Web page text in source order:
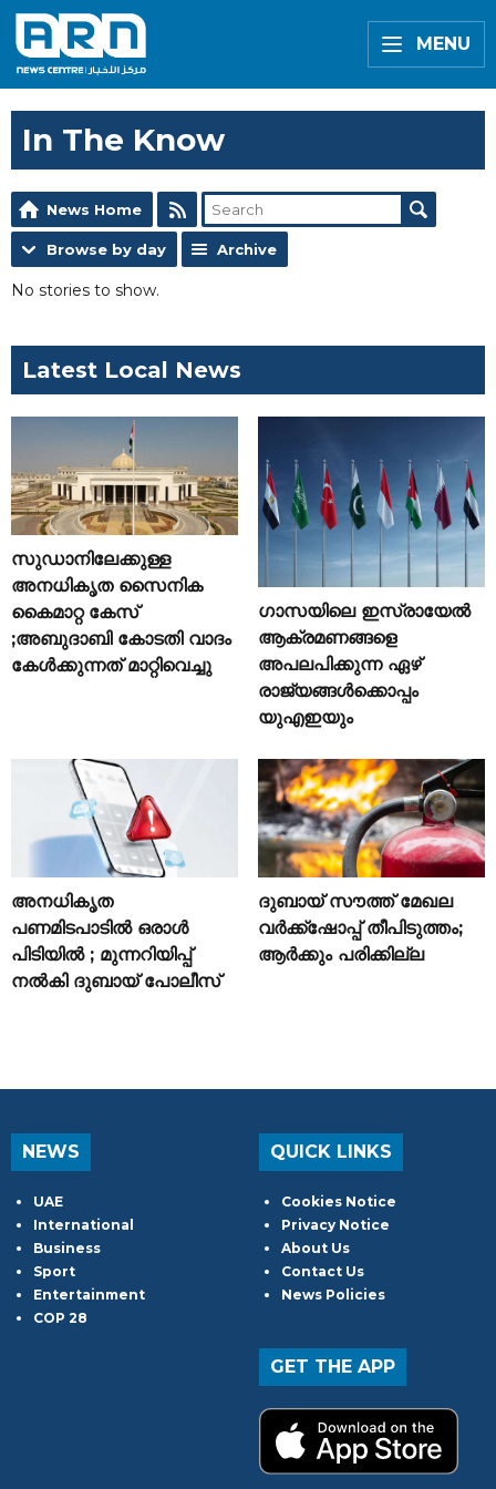
MENU
In The Know
News Home
Browse by day Archive
No stories to show.
Latest Local News
സുഡാനിലേക്കുള്ള
അനധികൃത സൈനിക
കൈമാറ്റ കേസ്
;അബുദാബി കോടതി വാദം
കേൾക്കുന്നത് മാറ്റിവെച്ചു
ഗാസയിലെ ഇസ്രായേൽ
ആക്രമണങ്ങളെ
അപലപിക്കുന്ന ഏഴ്
രാജ്യങ്ങൾക്കൊപ്പം
യുഎഇയും
അനധികൃത
പണമിടപാടിൽ ഒരാൾ
പിടിയിൽ ; മുന്നറിയിപ്പ്
നൽകി ദുബായ് പോലീസ്
ദുബായ് സൗത്ത് മേഖല
വർക്ക്‌ഷോപ്പ് തീപിടുത്തം;
ആർക്കും പരിക്കില്ല
NEWS
UAE
International
Business
Sport
Entertainment
COP 28
QUICK LINKS
Cookies Notice
Privacy Notice
About Us
Contact Us
News Policies
GET THE APP